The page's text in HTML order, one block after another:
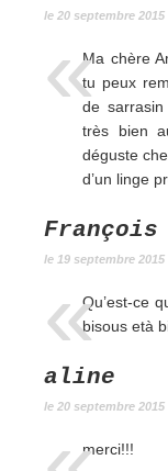
le 20 septembre 2015
Ma chère
tu peux
de
très bien
déguste
d’un linge
François
le 19 septembre 2015
Qu’est-ce
bisous età
aline
le 20 septembre 2015
merci!!!